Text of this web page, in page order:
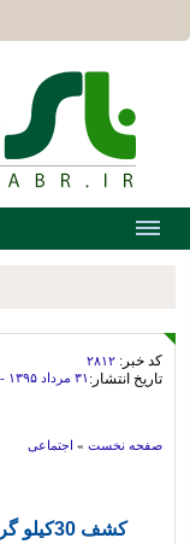
کد خبر: ۲۸۱۲
تاریخ انتشار: ۳۱ مرداد ۱۳۹۵ - ۰۹:۴۰
صفحه نخست » اجتماعی
کشف 30کیلو گرم تریاک از سوداگران مرگ در نی ریز